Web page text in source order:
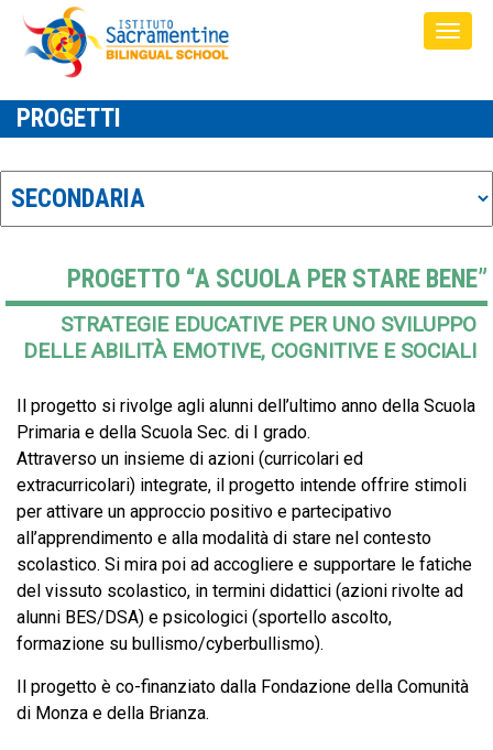
PROGETTI
PROGETTO “A SCUOLA PER STARE BENE”
STRATEGIE EDUCATIVE PER UNO SVILUPPO
DELLE ABILITÀ EMOTIVE, COGNITIVE E SOCIALI
Il progetto si rivolge agli alunni dell’ultimo anno della Scuola
Primaria e della Scuola Sec. di I grado.
Attraverso un insieme di azioni (curricolari ed
extracurricolari) integrate, il progetto intende offrire stimoli
per attivare un approccio positivo e partecipativo
all’apprendimento e alla modalità di stare nel contesto
scolastico. Si mira poi ad accogliere e supportare le fatiche
del vissuto scolastico, in termini didattici (azioni rivolte ad
alunni BES/DSA) e psicologici (sportello ascolto,
formazione su bullismo/cyberbullismo).
Il progetto è co-finanziato dalla Fondazione della Comunità
di Monza e della Brianza.